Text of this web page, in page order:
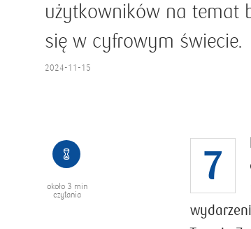
użytkowników na temat
się w cyfrowym świecie.
2024-11-15
około 3 min
czytania
7